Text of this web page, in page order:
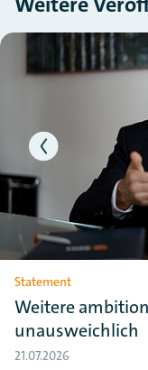
Slider überspringen
Statement
Weitere
unausweichlich
21.07.2026